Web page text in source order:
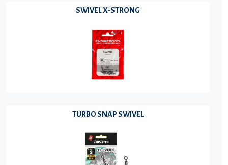
SWIVEL X-STRONG
TURBO SNAP SWIVEL